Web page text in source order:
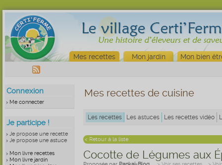
Mes recettes Mon jardin Mon bien
Connexion
Me connecter
Je participe !
Je propose une recette
Je propose une astuce
Mon livre recettes
Mon livre jardin
Mes recettes de cuisine
Les recettes Les astuces Les recettes vidéo
< Retour à la liste
Cocotte de Légumes aux